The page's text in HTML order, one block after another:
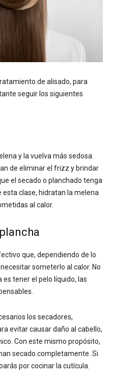
de alisado, para
seguir los siguientes
y la vuelva más sedosa.
de eliminar el frizz y brindar
el secado o planchado tenga
clase, hidratan la melena
al calor.
que, dependiendo de lo
someterlo al calor. No
tener el pelo líquido, las
los secadores,
evitar causar daño al cabello,
Con este mismo propósito,
secado completamente. Si
por cocinar la cutícula.